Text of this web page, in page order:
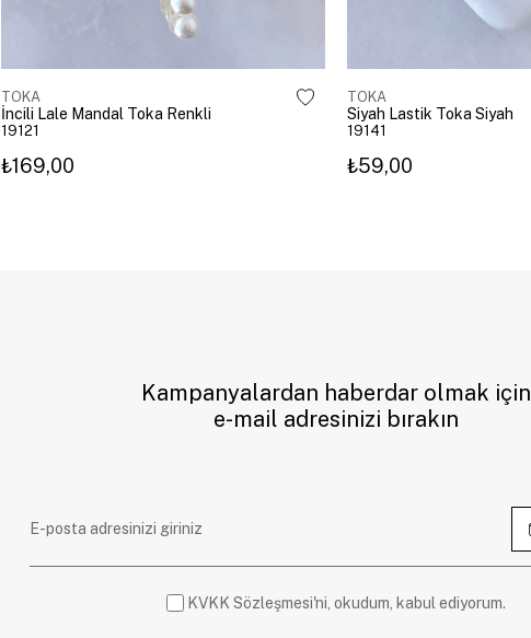
TOKA
İncili Lale Mandal Toka Renkli
19121
₺169,00
TOKA
Siyah Lastik Toka Siyah
19141
₺59,00
Kampanyalardan haberdar olmak için
e-mail adresinizi bırakın
KVKK Sözleşmesi'ni, okudum, kabul ediyorum.